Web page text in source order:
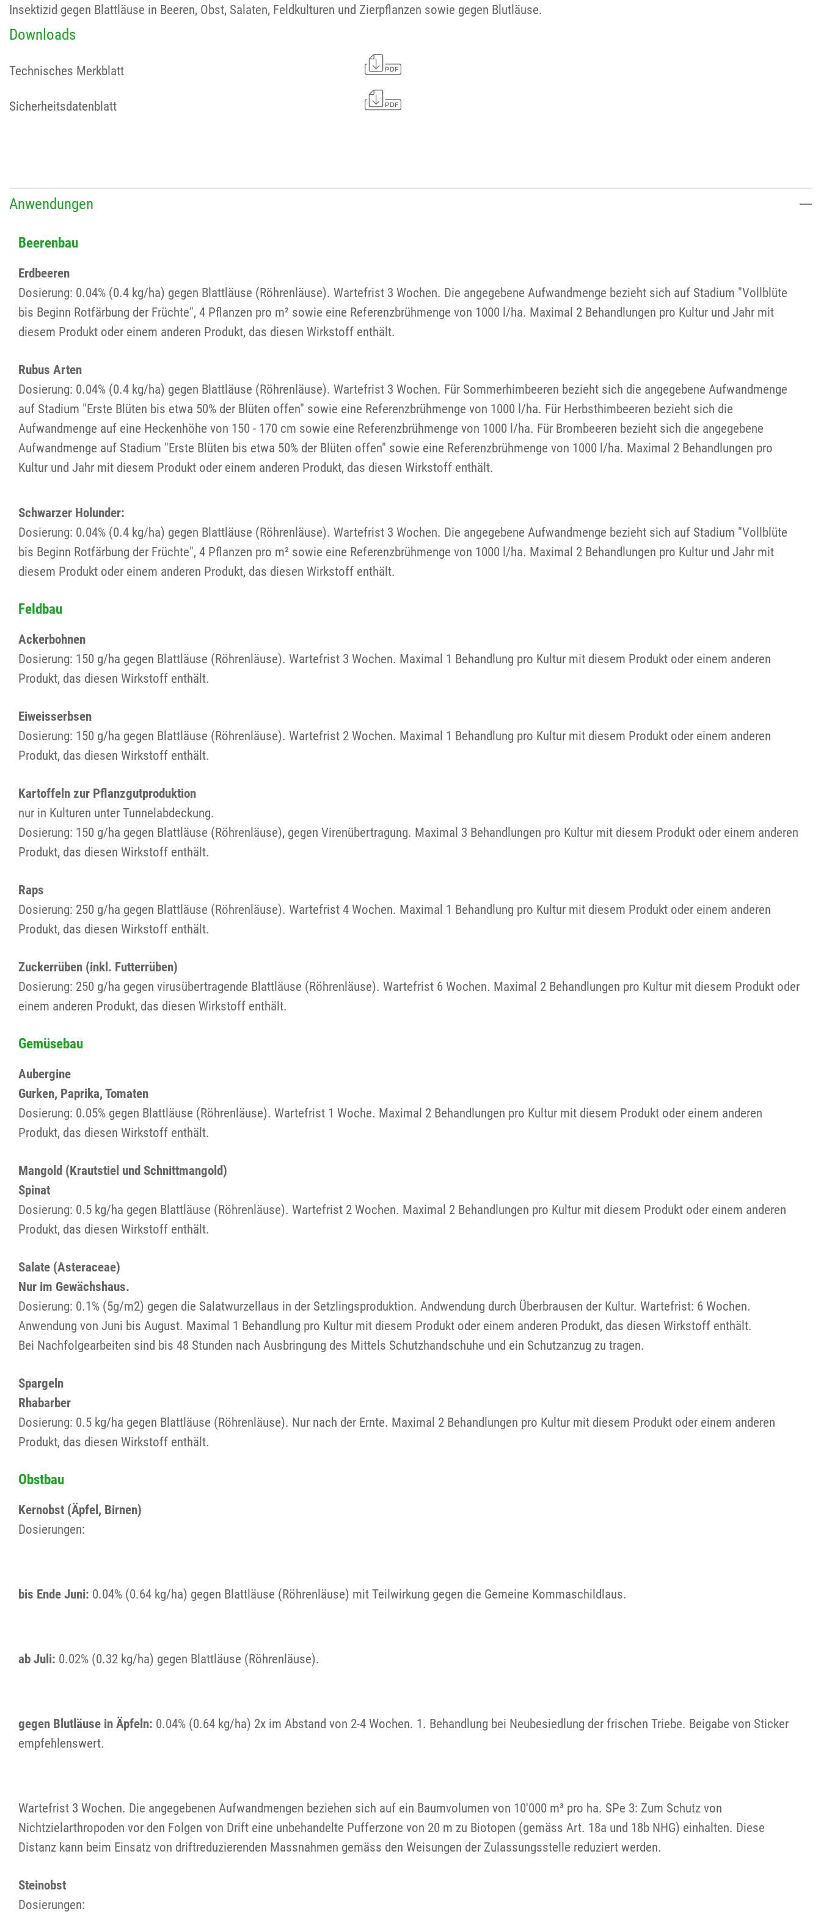
Insektizid gegen Blattläuse in Beeren, Obst, Salaten, Feldkulturen und Zierpflanzen sowie gegen Blutläuse.
Downloads
Technisches Merkblatt
Sicherheitsdatenblatt
Anwendungen
Beerenbau
Erdbeeren
Dosierung: 0.04% (0.4 kg/ha) gegen Blattläuse (Röhrenläuse). Wartefrist 3 Wochen. Die angegebene Aufwandmenge bezieht sich auf Stadium "Vollblüte
bis Beginn Rotfärbung der Früchte", 4 Pflanzen pro m² sowie eine Referenzbrühmenge von 1000 l/ha. Maximal 2 Behandlungen pro Kultur und Jahr mit
diesem Produkt oder einem anderen Produkt, das diesen Wirkstoff enthält.
Rubus Arten
Dosierung: 0.04% (0.4 kg/ha) gegen Blattläuse (Röhrenläuse). Wartefrist 3 Wochen. Für Sommerhimbeeren bezieht sich die angegebene Aufwandmenge
auf Stadium "Erste Blüten bis etwa 50% der Blüten offen" sowie eine Referenzbrühmenge von 1000 l/ha. Für Herbsthimbeeren bezieht sich die
Aufwandmenge auf eine Heckenhöhe von 150 - 170 cm sowie eine Referenzbrühmenge von 1000 l/ha. Für Brombeeren bezieht sich die angegebene
Aufwandmenge auf Stadium "Erste Blüten bis etwa 50% der Blüten offen" sowie eine Referenzbrühmenge von 1000 l/ha. Maximal 2 Behandlungen pro
Kultur und Jahr mit diesem Produkt oder einem anderen Produkt, das diesen Wirkstoff enthält.
Schwarzer Holunder:
Dosierung: 0.04% (0.4 kg/ha) gegen Blattläuse (Röhrenläuse). Wartefrist 3 Wochen. Die angegebene Aufwandmenge bezieht sich auf Stadium "Vollblüte
bis Beginn Rotfärbung der Früchte", 4 Pflanzen pro m² sowie eine Referenzbrühmenge von 1000 l/ha. Maximal 2 Behandlungen pro Kultur und Jahr mit
diesem Produkt oder einem anderen Produkt, das diesen Wirkstoff enthält.
Feldbau
Ackerbohnen
Dosierung: 150 g/ha gegen Blattläuse (Röhrenläuse). Wartefrist 3 Wochen. Maximal 1 Behandlung pro Kultur mit diesem Produkt oder einem anderen
Produkt, das diesen Wirkstoff enthält.
Eiweisserbsen
Dosierung: 150 g/ha gegen Blattläuse (Röhrenläuse). Wartefrist 2 Wochen. Maximal 1 Behandlung pro Kultur mit diesem Produkt oder einem anderen
Produkt, das diesen Wirkstoff enthält.
Kartoffeln zur Pflanzgutproduktion
nur in Kulturen unter Tunnelabdeckung.
Dosierung: 150 g/ha gegen Blattläuse (Röhrenläuse), gegen Virenübertragung. Maximal 3 Behandlungen pro Kultur mit diesem Produkt oder einem anderen
Produkt, das diesen Wirkstoff enthält.
Raps
Dosierung: 250 g/ha gegen Blattläuse (Röhrenläuse). Wartefrist 4 Wochen. Maximal 1 Behandlung pro Kultur mit diesem Produkt oder einem anderen
Produkt, das diesen Wirkstoff enthält.
Zuckerrüben (inkl. Futterrüben)
Dosierung: 250 g/ha gegen virusübertragende Blattläuse (Röhrenläuse). Wartefrist 6 Wochen. Maximal 2 Behandlungen pro Kultur mit diesem Produkt oder
einem anderen Produkt, das diesen Wirkstoff enthält.
Gemüsebau
Aubergine
Gurken, Paprika, Tomaten
Dosierung: 0.05% gegen Blattläuse (Röhrenläuse). Wartefrist 1 Woche. Maximal 2 Behandlungen pro Kultur mit diesem Produkt oder einem anderen
Produkt, das diesen Wirkstoff enthält.
Mangold (Krautstiel und Schnittmangold)
Spinat
Dosierung: 0.5 kg/ha gegen Blattläuse (Röhrenläuse). Wartefrist 2 Wochen. Maximal 2 Behandlungen pro Kultur mit diesem Produkt oder einem anderen
Produkt, das diesen Wirkstoff enthält.
Salate (Asteraceae)
Nur im Gewächshaus.
Dosierung: 0.1% (5g/m2) gegen die Salatwurzellaus in der Setzlingsproduktion. Andwendung durch Überbrausen der Kultur. Wartefrist: 6 Wochen.
Anwendung von Juni bis August. Maximal 1 Behandlung pro Kultur mit diesem Produkt oder einem anderen Produkt, das diesen Wirkstoff enthält.
Bei Nachfolgearbeiten sind bis 48 Stunden nach Ausbringung des Mittels Schutzhandschuhe und ein Schutzanzug zu tragen.
Spargeln
Rhabarber
Dosierung: 0.5 kg/ha gegen Blattläuse (Röhrenläuse). Nur nach der Ernte. Maximal 2 Behandlungen pro Kultur mit diesem Produkt oder einem anderen
Produkt, das diesen Wirkstoff enthält.
Obstbau
Kernobst (Äpfel, Birnen)
Dosierungen:
bis Ende Juni: 0.04% (0.64 kg/ha) gegen Blattläuse (Röhrenläuse) mit Teilwirkung gegen die Gemeine Kommaschildlaus.
ab Juli: 0.02% (0.32 kg/ha) gegen Blattläuse (Röhrenläuse).
gegen Blutläuse in Äpfeln: 0.04% (0.64 kg/ha) 2x im Abstand von 2-4 Wochen. 1. Behandlung bei Neubesiedlung der frischen Triebe. Beigabe von Sticker
empfehlenswert.
Wartefrist 3 Wochen. Die angegebenen Aufwandmengen beziehen sich auf ein Baumvolumen von 10'000 m³ pro ha. SPe 3: Zum Schutz von
Nichtzielarthropoden vor den Folgen von Drift eine unbehandelte Pufferzone von 20 m zu Biotopen (gemäss Art. 18a und 18b NHG) einhalten. Diese
Distanz kann beim Einsatz von driftreduzierenden Massnahmen gemäss den Weisungen der Zulassungsstelle reduziert werden.
Steinobst
Dosierungen: